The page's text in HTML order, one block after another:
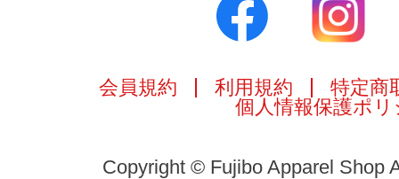
会員規約 利用規約
特定商
個人情報保護ポリ
Copyright © Fujibo Apparel Shop